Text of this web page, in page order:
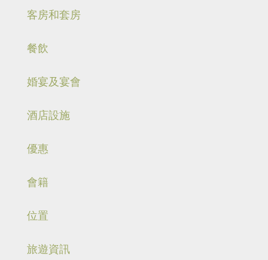
客房和套房
餐飲
婚宴及宴會
酒店設施
優惠
會籍
位置
旅遊資訊